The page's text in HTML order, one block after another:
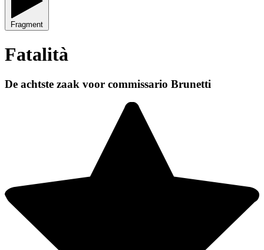
Fragment
Fatalità
De achtste zaak voor commissario Brunetti